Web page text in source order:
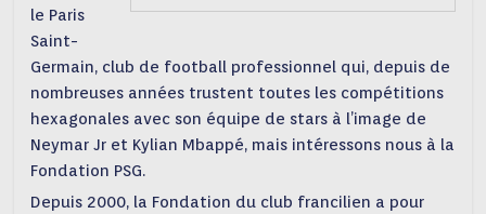
le Paris
Saint-
Germain, club de football professionnel qui, depuis de
nombreuses années trustent toutes les compétitions
hexagonales avec son équipe de stars à l’image de
Neymar Jr et Kylian Mbappé, mais intéressons nous à la
Fondation PSG.
Depuis 2000, la Fondation du club francilien a pour